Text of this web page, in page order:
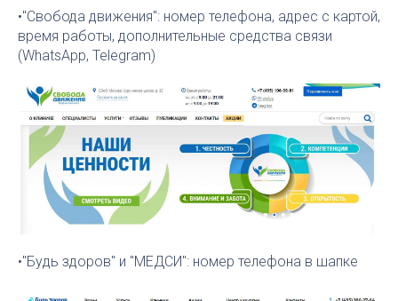
•"Свобода движения": номер телефона, адрес с картой,
время работы, дополнительные средства связи
(WhatsApp, Telegram)
•"Будь здоров" и "МЕДСИ": номер телефона в шапке